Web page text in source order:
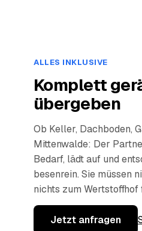
ALLES INKLUSIVE
Komplett
übergeben
Ob Keller, Dachboden,
Mittenwalde: Der
Bedarf, lädt auf und
besenrein. Sie müssen
nichts zum Wertstoffhof
Jetzt anfragen